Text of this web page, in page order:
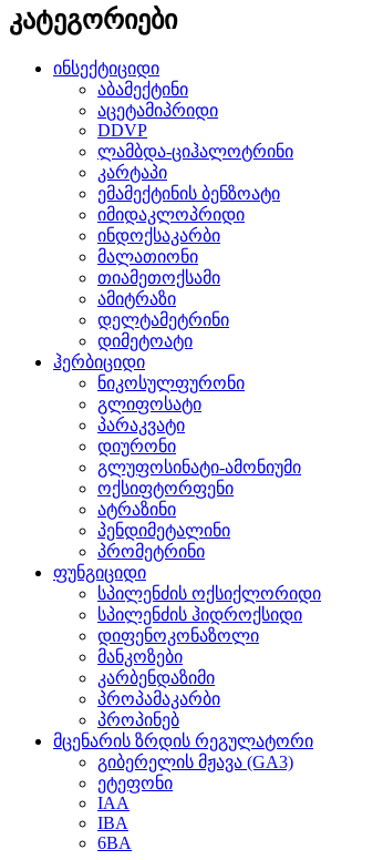
კატეგორიები
ინსექტიციდი
აბამექტინი
აცეტამიპრიდი
DDVP
ლამბდა-ციჰალოტრინი
კარტაპი
ემამექტინის ბენზოატი
იმიდაკლოპრიდი
ინდოქსაკარბი
მალათიონი
თიამეთოქსამი
ამიტრაზი
დელტამეტრინი
დიმეტოატი
ჰერბიციდი
ნიკოსულფურონი
გლიფოსატი
პარაკვატი
დიურონი
გლუფოსინატი-ამონიუმი
ოქსიფტორფენი
ატრაზინი
პენდიმეტალინი
პრომეტრინი
ფუნგიციდი
სპილენძის ოქსიქლორიდი
სპილენძის ჰიდროქსიდი
დიფენოკონაზოლი
მანკოზები
კარბენდაზიმი
პროპამაკარბი
პროპინებ
მცენარის ზრდის რეგულატორი
გიბერელის მჟავა (GA3)
ეტეფონი
IAA
IBA
6BA